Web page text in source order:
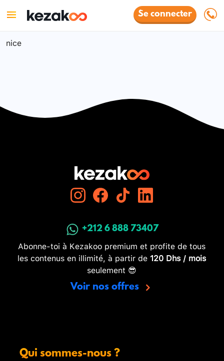
Se connecter
nice
+212 6 888 73407
Abonne-toi à Kezakoo premium et profite de tous
les contenus en illimité, à partir de 120 Dhs / mois
seulement 😎
Voir nos offres
Qui sommes-nous ?